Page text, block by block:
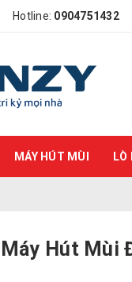
Hotline: 0904751432
MÁY HÚT MÙI LÒ
Máy Hút Mùi